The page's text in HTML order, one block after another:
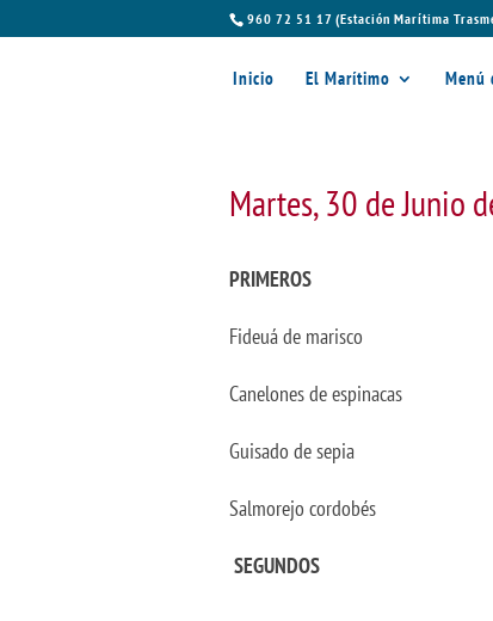
960 72 51 17 (Estación Marítima
Inicio El Marítimo Menú
Martes, 30 de Junio
PRIMEROS
Fideuá de marisco
Canelones de espinacas
Guisado de sepia
Salmorejo cordobés
SEGUNDOS